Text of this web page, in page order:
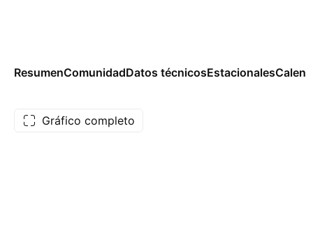
ResumenComunidadDatos técnicosEstacionales
Gráfico completo